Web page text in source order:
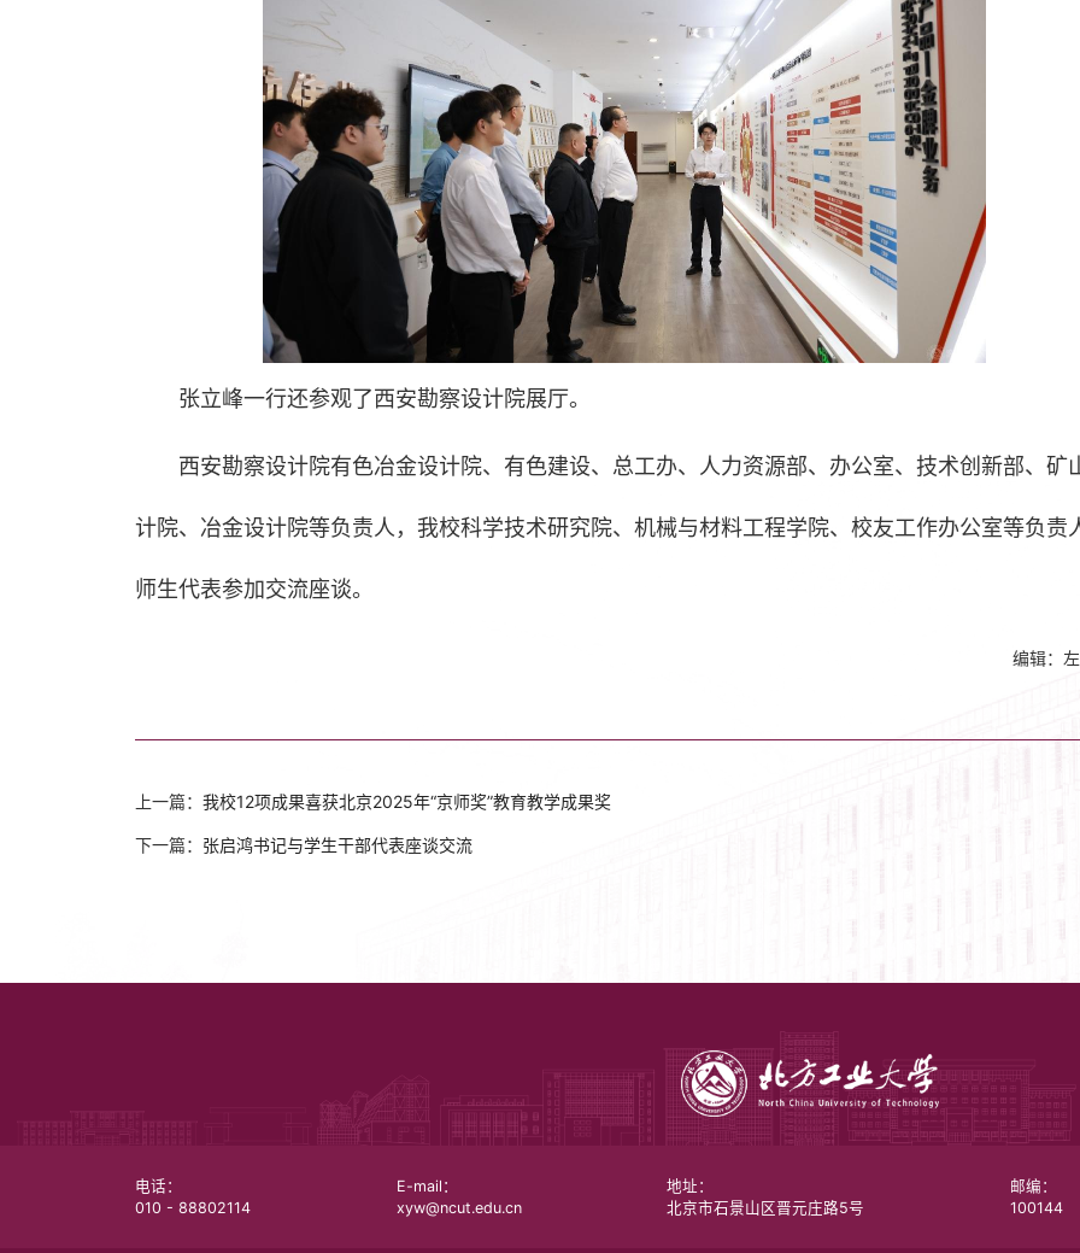
张立峰一行还参观了西安勘察设计院展厅。
西安勘察设计院有色冶金设计院、有色建设、总工办、人力资源部、办公室、技术创新部、矿
计院、冶金设计院等负责人，我校科学技术研究院、机械与材料工程学院、校友工作办公室等负责
师生代表参加交流座谈。
编辑：
上一篇： 我校12项成果喜获北京2025年“京师奖”教育教学成果奖
下一篇： 张启鸿书记与学生干部代表座谈交流
电话：
010 - 88802114
E-mail：
xyw@ncut.edu.cn
地址：
北京市石景山区晋元庄路5号
邮编：
100144